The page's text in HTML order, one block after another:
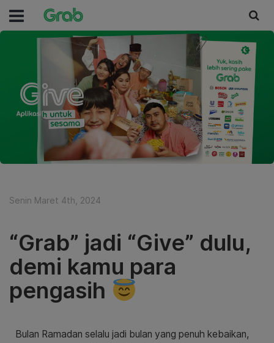
Senin Maret 4th, 2024
“Grab” jadi “Give” dulu,
demi kamu para
pengasih
Bulan Ramadan selalu jadi bulan yang penuh kebaikan,